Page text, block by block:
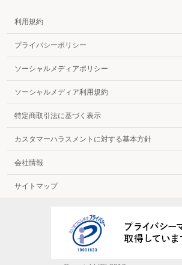
利用規約
プライバシーポリシー
ソーシャルメディアポリシー
ソーシャルメディア利用規約
特定商取引法に基づく表示
カスタマーハラスメントに対する基本方針
会社情報
サイトマップ